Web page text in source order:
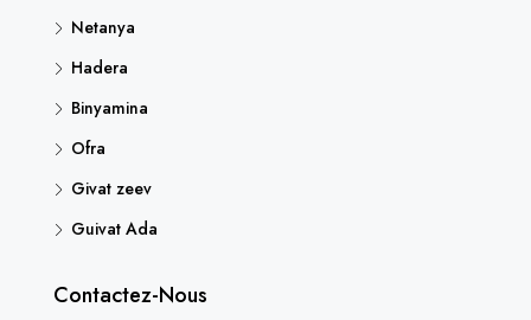
Netanya
Hadera
Binyamina
Ofra
Givat zeev
Guivat Ada
Contactez-Nous